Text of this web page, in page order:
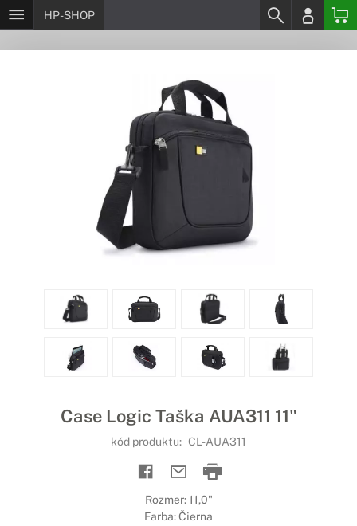
HP-SHOP
Case Logic Taška AUA311 11"
kód produktu: CL-AUA311
Rozmer: 11,0"
Farba: Čierna